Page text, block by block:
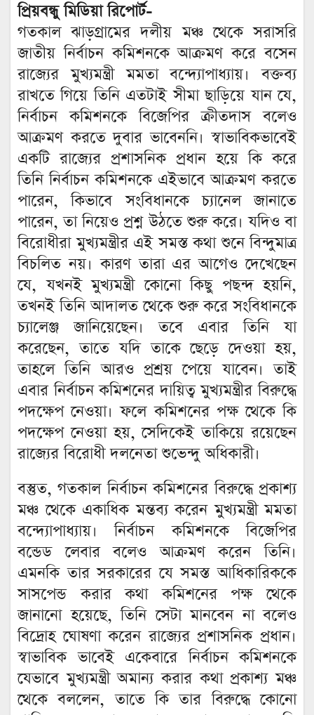
প্রিয়বন্ধু মিডিয়া রিপোর্ট-
গতকাল ঝাড়গ্রামের দলীয় মঞ্চ থেকে সরাসরি
জাতীয় নির্বাচন কমিশনকে আক্রমণ করে বসেন
রাজ্যের মুখ্যমন্ত্রী মমতা বন্দ্যোপাধ্যায়। বক্তব্য
রাখতে গিয়ে তিনি এতটাই সীমা ছাড়িয়ে যান যে,
নির্বাচন কমিশনকে বিজেপির ক্রীতদাস বলেও
আক্রমণ করতে দুবার ভাবেননি। স্বাভাবিকভাবেই
একটি রাজ্যের প্রশাসনিক প্রধান হয়ে কি করে
তিনি নির্বাচন কমিশনকে এইভাবে আক্রমণ করতে
পারেন, কিভাবে সংবিধানকে চ্যানেল জানাতে
পারেন, তা নিয়েও প্রশ্ন উঠতে শুরু করে। যদিও বা
বিরোধীরা মুখ্যমন্ত্রীর এই সমস্ত কথা শুনে বিন্দুমাত্র
বিচলিত নয়। কারণ তারা এর আগেও দেখেছেন
যে, যখনই মুখ্যমন্ত্রী কোনো কিছু পছন্দ হয়নি,
তখনই তিনি আদালত থেকে শুরু করে সংবিধানকে
চ্যালেঞ্জ জানিয়েছেন। তবে এবার তিনি যা
করেছেন, তাতে যদি তাকে ছেড়ে দেওয়া হয়,
তাহলে তিনি আরও প্রশ্রয় পেয়ে যাবেন। তাই
এবার নির্বাচন কমিশনের দায়িত্ব মুখ্যমন্ত্রীর বিরুদ্ধে
পদক্ষেপ নেওয়া। ফলে কমিশনের পক্ষ থেকে কি
পদক্ষেপ নেওয়া হয়, সেদিকেই তাকিয়ে রয়েছেন
রাজ্যের বিরোধী দলনেতা শুভেন্দু অধিকারী।
বস্তুত, গতকাল নির্বাচন কমিশনের বিরুদ্ধে প্রকাশ্য
মঞ্চ থেকে একাধিক মন্তব্য করেন মুখ্যমন্ত্রী মমতা
বন্দ্যোপাধ্যায়। নির্বাচন কমিশনকে বিজেপির
বন্ডেড লেবার বলেও আক্রমণ করেন তিনি।
এমনকি তার সরকারের যে সমস্ত আধিকারিককে
সাসপেন্ড করার কথা কমিশনের পক্ষ থেকে
জানানো হয়েছে, তিনি সেটা মানবেন না বলেও
বিদ্রোহ ঘোষণা করেন রাজ্যের প্রশাসনিক প্রধান।
স্বাভাবিক ভাবেই একেবারে নির্বাচন কমিশনকে
যেভাবে মুখ্যমন্ত্রী অমান্য করার কথা প্রকাশ্য মঞ্চ
থেকে বললেন, তাতে কি তার বিরুদ্ধে কোনো